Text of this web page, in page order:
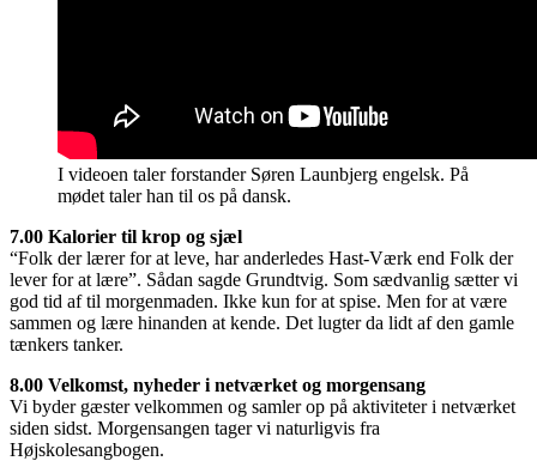
I videoen taler forstander Søren Launbjerg engelsk. På
mødet taler han til os på dansk.
7.00 Kalorier til krop og sjæl
“Folk der lærer for at leve, har anderledes Hast-Værk end Folk der
lever for at lære”. Sådan sagde Grundtvig. Som sædvanlig sætter vi
god tid af til morgenmaden. Ikke kun for at spise. Men for at være
sammen og lære hinanden at kende. Det lugter da lidt af den gamle
tænkers tanker.
8.00 Velkomst, nyheder i netværket og morgensang
Vi byder gæster velkommen og samler op på aktiviteter i netværket
siden sidst. Morgensangen tager vi naturligvis fra
Højskolesangbogen.